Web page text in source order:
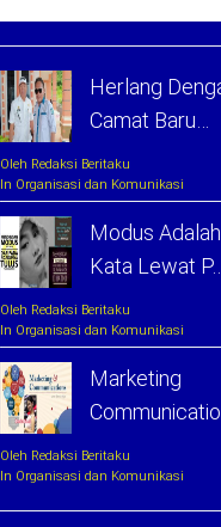
Herlang
Camat Baru…
Oleh Redaksi Beritaku
In Organisasi dan Komunikasi
Modus Adalah
Kata Lewat P…
Oleh Redaksi Beritaku
In Organisasi dan Komunikasi
Marketing
Oleh Redaksi Beritaku
In Organisasi dan Komunikasi